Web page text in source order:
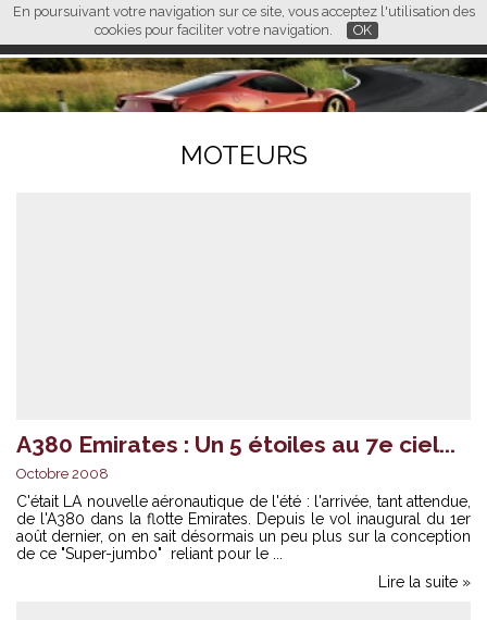
En poursuivant votre navigation sur ce site, vous acceptez l'utilisation des
cookies pour faciliter votre navigation.
OK
FR EN CN
L M
MOTEURS
A380 Emirates : Un 5 étoiles au 7e ciel...
Octobre 2008
C'était LA nouvelle aéronautique de l'été : l'arrivée, tant attendue,
de l'A380 dans la flotte Emirates. Depuis le vol inaugural du 1er
août dernier, on en sait désormais un peu plus sur la conception
de ce "Super-jumbo" reliant pour le ...
Lire la suite »